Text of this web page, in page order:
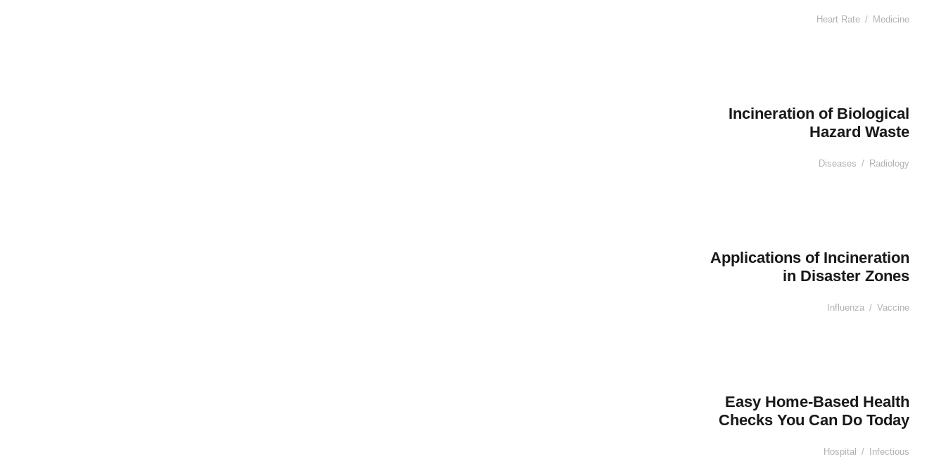
Heart Rate / Medicine
Incineration of Biological
Hazard Waste
Diseases / Radiology
Applications of Incineration
in Disaster Zones
Influenza / Vaccine
Easy Home-Based Health
Checks You Can Do Today
Hospital / Infectious